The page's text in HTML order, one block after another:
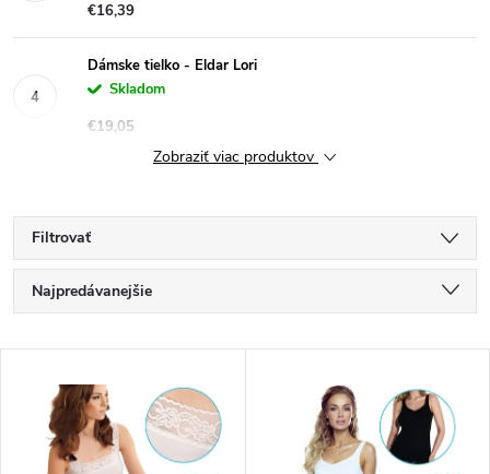
€16,39
Dámske tielko - Eldar Lori
Skladom
€19,05
Zobraziť viac produktov
Filtrovať
R
a
Najpredávanejšie
Abecedne